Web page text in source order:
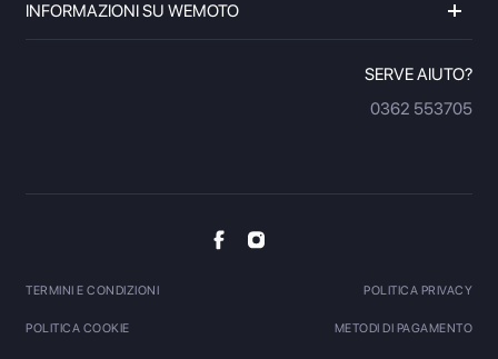
INFORMAZIONI SU WEMOTO
SERVE AIUTO?
0362 553705
TERMINI E CONDIZIONI POLITICA PRIVACY
POLITICA COOKIE METODI DI PAGAMENTO